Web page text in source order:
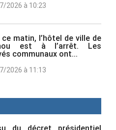
2026 à 10:23
ce matin, l’hôtel de ville de
est à l’arrêt. Les
communaux ont...
2026 à 11:13
du décret présidentiel